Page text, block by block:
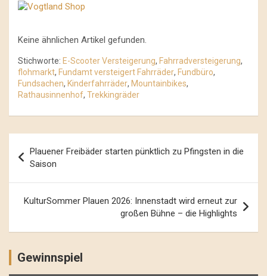
Keine ähnlichen Artikel gefunden.
Stichworte: E-Scooter Versteigerung, Fahrradversteigerung,
flohmarkt, Fundamt versteigert Fahrräder, Fundbüro,
Fundsachen, Kinderfahrräder, Mountainbikes,
Rathausinnenhof, Trekkingräder
Navigation
Plauener Freibäder starten pünktlich zu Pfingsten in die
Saison
KulturSommer Plauen 2026: Innenstadt wird erneut zur
großen Bühne – die Highlights
Gewinnspiel